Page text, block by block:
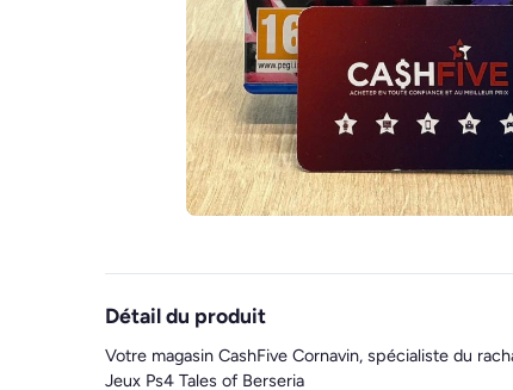
Détail du produit
Votre magasin CashFive Cornavin, spécialiste du
Jeux Ps4 Tales of Berseria